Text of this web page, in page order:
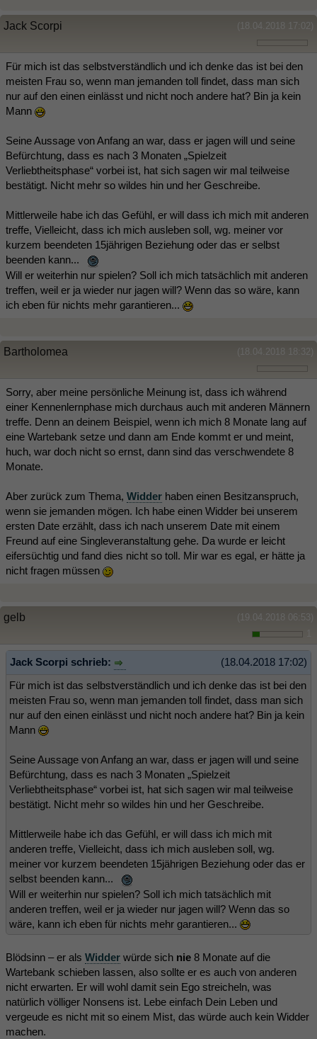
(18.04.2018 17:02)
Jack Scorpi
Für mich ist das selbstverständlich und ich denke das ist bei den
meisten Frau so, wenn man jemanden toll findet, dass man sich
nur auf den einen einlässt und nicht noch andere hat? Bin ja kein
Mann
Seine Aussage von Anfang an war, dass er jagen will und seine
Befürchtung, dass es nach 3 Monaten „Spielzeit
Verliebtheitsphase“ vorbei ist, hat sich sagen wir mal teilweise
bestätigt. Nicht mehr so wildes hin und her Geschreibe.
Mittlerweile habe ich das Gefühl, er will dass ich mich mit anderen
treffe, Vielleicht, dass ich mich ausleben soll, wg. meiner vor
kurzem beendeten 15jährigen Beziehung oder das er selbst
beenden kann...
Will er weiterhin nur spielen? Soll ich mich tatsächlich mit anderen
treffen, weil er ja wieder nur jagen will? Wenn das so wäre, kann
ich eben für nichts mehr garantieren...
(18.04.2018 18:32)
Bartholomea
Sorry, aber meine persönliche Meinung ist, dass ich während
einer Kennenlernphase mich durchaus auch mit anderen Männern
treffe. Denn an deinem Beispiel, wenn ich mich 8 Monate lang auf
eine Wartebank setze und dann am Ende kommt er und meint,
huch, war doch nicht so ernst, dann sind das verschwendete 8
Monate.
Aber zurück zum Thema, Widder haben einen Besitzanspruch,
wenn sie jemanden mögen. Ich habe einen Widder bei unserem
ersten Date erzählt, dass ich nach unserem Date mit einem
Freund auf eine Singleveranstaltung gehe. Da wurde er leicht
eifersüchtig und fand dies nicht so toll. Mir war es egal, er hätte ja
nicht fragen müssen
(19.04.2018 06:53)
gelb
(18.04.2018 17:02)
Jack Scorpi schrieb:
Für mich ist das selbstverständlich und ich denke das ist bei den
meisten Frau so, wenn man jemanden toll findet, dass man sich
nur auf den einen einlässt und nicht noch andere hat? Bin ja kein
Mann
Seine Aussage von Anfang an war, dass er jagen will und seine
Befürchtung, dass es nach 3 Monaten „Spielzeit
Verliebtheitsphase“ vorbei ist, hat sich sagen wir mal teilweise
bestätigt. Nicht mehr so wildes hin und her Geschreibe.
Mittlerweile habe ich das Gefühl, er will dass ich mich mit
anderen treffe, Vielleicht, dass ich mich ausleben soll, wg.
meiner vor kurzem beendeten 15jährigen Beziehung oder das er
selbst beenden kann...
Will er weiterhin nur spielen? Soll ich mich tatsächlich mit
anderen treffen, weil er ja wieder nur jagen will? Wenn das so
wäre, kann ich eben für nichts mehr garantieren...
Blödsinn – er als Widder würde sich nie 8 Monate auf die
Wartebank schieben lassen, also sollte er es auch von anderen
nicht erwarten. Er will wohl damit sein Ego streicheln, was
natürlich völliger Nonsens ist. Lebe einfach Dein Leben und
vergeude es nicht mit so einem Mist, das würde auch kein Widder
machen.